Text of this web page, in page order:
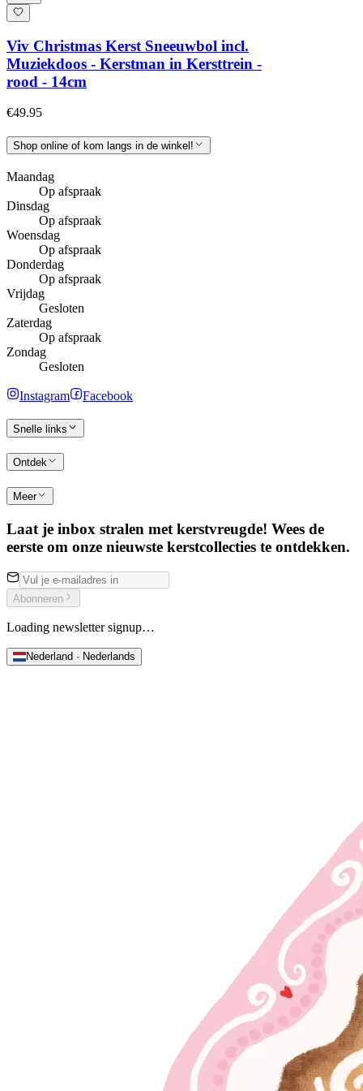
Viv Christmas Kerst Sneeuwbol incl.
Muziekdoos - Kerstman in Kersttrein -
rood - 14cm
€49.95
Shop online of kom langs in de winkel!
Maandag
Op afspraak
Dinsdag
Op afspraak
Woensdag
Op afspraak
Donderdag
Op afspraak
Vrijdag
Gesloten
Zaterdag
Op afspraak
Zondag
Gesloten
Instagram Facebook
Snelle links
Ontdek
Meer
Laat je inbox stralen met kerstvreugde! Wees de
eerste om onze nieuwste kerstcollecties te ontdekken.
Abonneren
Loading newsletter signup…
Nederland · Nederlands